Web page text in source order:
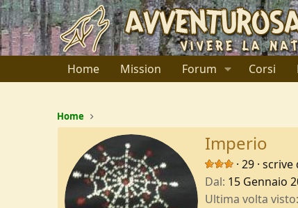
Home Mission Forum Corsi
Home
Imperio
· 29 · scrive
Dal 15 Gennaio
Ultima volta visto